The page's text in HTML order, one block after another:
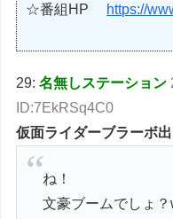
☆番組HP https://
29:名無しステーション
ID:7EkRSq4C0
仮面ライダーブラーボ
ね！
文豪ブームでしょ